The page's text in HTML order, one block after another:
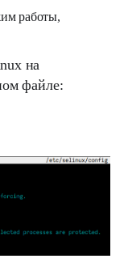
работы,
на
файле: